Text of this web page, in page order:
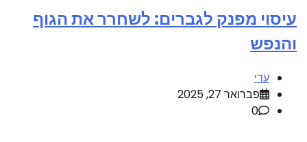
עיסוי מפנק לגברים: לשחרר את הגוף
והנפש
עדי
פברואר 27, 2025
0